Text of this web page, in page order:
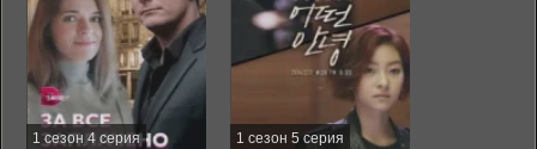
1 сезон 4 серия 1 сезон 5 серия